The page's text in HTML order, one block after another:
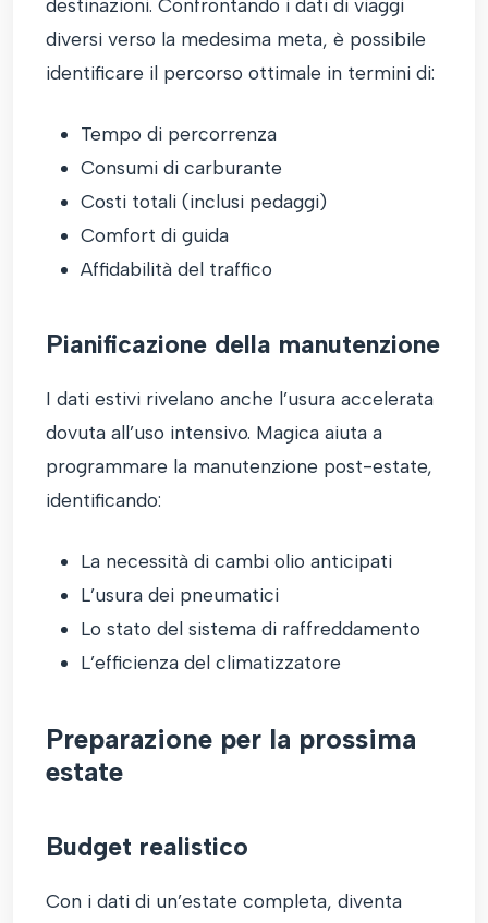
destinazioni. Confrontando i dati di viaggi
diversi verso la medesima meta, è possibile
identificare il percorso ottimale in termini di:
Tempo di percorrenza
Consumi di carburante
Costi totali (inclusi pedaggi)
Comfort di guida
Affidabilità del traffico
Pianificazione della manutenzione
I dati estivi rivelano anche l’usura accelerata
dovuta all’uso intensivo. Magica aiuta a
programmare la manutenzione post-estate,
identificando:
La necessità di cambi olio anticipati
L’usura dei pneumatici
Lo stato del sistema di raffreddamento
L’efficienza del climatizzatore
Preparazione per la prossima
estate
Budget realistico
Con i dati di un’estate completa, diventa